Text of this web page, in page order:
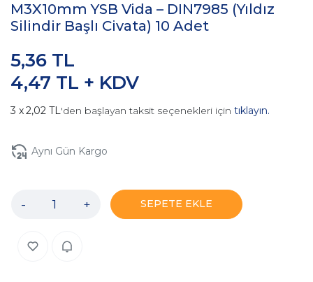
M3X10mm YSB Vida – DIN7985 (Yıldız
Silindir Başlı Civata) 10 Adet
4,47 TL + KDV
5,36 TL
2,02 TL'den başlayan taksit seçenekleri için tıklayın.
Aynı Gün Kargo
- + SEPETE EKLE